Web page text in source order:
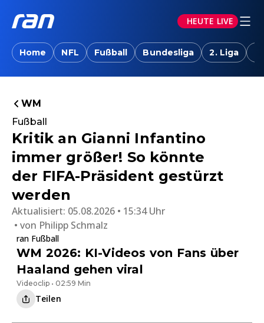
HEUTE LIVE
Home NFL Fußball Bundesliga 2. Liga
WM
Fußball
Kritik an Gianni Infantino
immer größer! So könnte
der FIFA-Präsident gestürzt
werden
Aktualisiert: 05.08.2026 • 15:34 Uhr
von Philipp Schmalz
ran Fußball
WM 2026: KI-Videos von Fans über
Haaland gehen viral
Videoclip • 02:59 Min
Teilen